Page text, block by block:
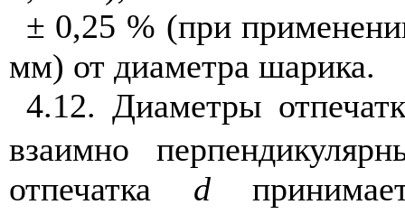
± 0,25 % (при
мм) от диаметра шарика.
4.12. Диаметры
взаимно
отпечатка d